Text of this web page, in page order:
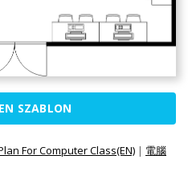
SZABLON
For Computer Class(EN) | 電腦